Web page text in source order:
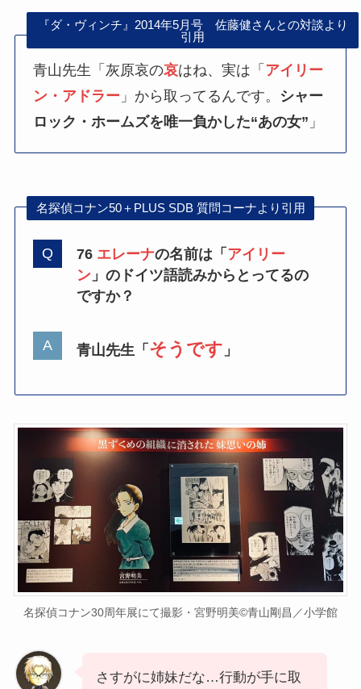
『ダ・ヴィンチ』2014年5月号 佐藤健さんとの対談より
引用
青山先生「灰原哀の哀はね、実は「 アイリー
ン・アドラー 」から取ってるんです。 シャー
ロック・ホームズを唯一負かした“あの女” 」
名探偵コナン50＋PLUS SDB 質問コーナより引用
76 エレーナの名前は「 アイリー
ン 」のドイツ語読みからとってるの
ですか？
青山先生「 そうです 」
名探偵コナン30周年展にて撮影・宮野明美©青山剛昌／小学館
さすがに姉妹だな…行動が手に取